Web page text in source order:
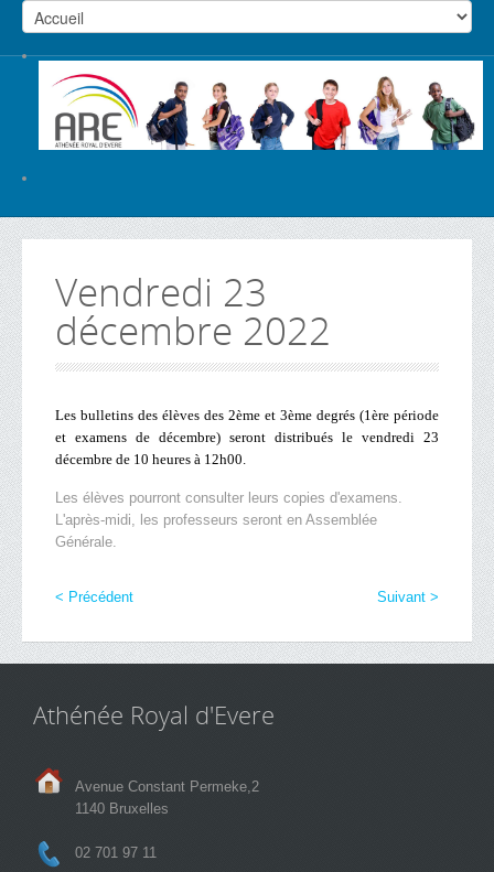
Vendredi 23
décembre 2022
Les bulletins des élèves des 2ème et 3ème degrés (1ère période
et examens de décembre) seront distribués le vendredi 23
décembre de 10 heures à 12h00.
Les élèves pourront consulter leurs copies d'examens.
L'après-midi, les professeurs seront en Assemblée
Générale.
< Précédent Suivant >
Athénée Royal d'Evere
Avenue Constant Permeke,2
1140 Bruxelles
02 701 97 11